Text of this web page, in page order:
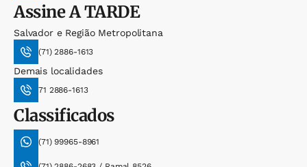
AssineA TARDE
Salvador e Região Metropolitana
(71) 2886-1613
Demais localidades
71 2886-1613
Classificados
(71) 99965-8961